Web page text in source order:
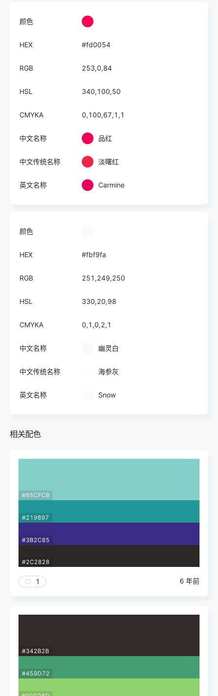
颜色
HEX #fd0054
RGB 253,0,84
HSL 340,100,50
CMYKA 0,100,67,1,1
中文名称 品红
中文传统名称 淡曙红
英文名称 Carmine
颜色
HEX #fbf9fa
RGB 251,249,250
HSL 330,20,98
CMYKA 0,1,0,2,1
中文名称 幽灵白
中文传统名称 海参灰
英文名称 Snow
相关配色
#85CFCB
#219897
#3B2C85
#2C2828
1 6 年前
#342B2B
#459D72